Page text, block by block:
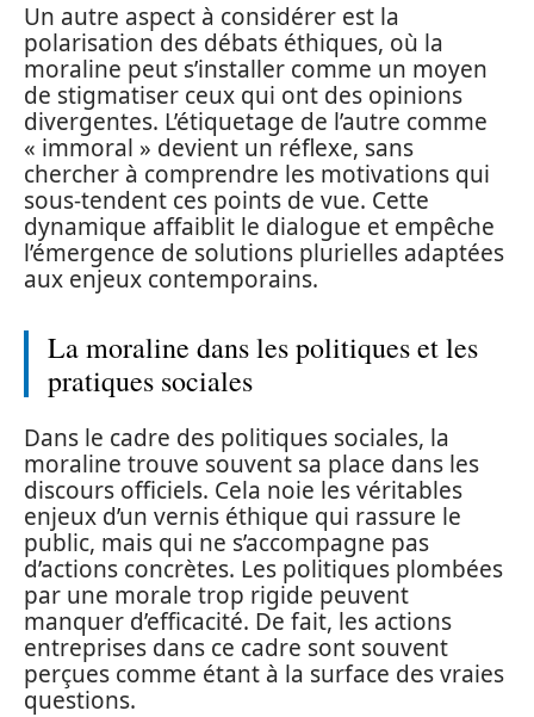
Un autre aspect à considérer est la
polarisation des débats éthiques, où la
moraline peut s’installer comme un moyen
de stigmatiser ceux qui ont des opinions
divergentes. L’étiquetage de l’autre comme
« immoral » devient un réflexe, sans
chercher à comprendre les motivations qui
sous-tendent ces points de vue. Cette
dynamique affaiblit le dialogue et empêche
l’émergence de solutions plurielles adaptées
aux enjeux contemporains.
La moraline dans les politiques et les
pratiques sociales
Dans le cadre des politiques sociales, la
moraline trouve souvent sa place dans les
discours officiels. Cela noie les véritables
enjeux d’un vernis éthique qui rassure le
public, mais qui ne s’accompagne pas
d’actions concrètes. Les politiques plombées
par une morale trop rigide peuvent
manquer d’efficacité. De fait, les actions
entreprises dans ce cadre sont souvent
perçues comme étant à la surface des vraies
questions.